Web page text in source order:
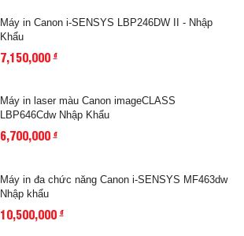
Máy in Canon i-SENSYS LBP246DW II - Nhập
Khẩu
7,150,000đ
Máy in laser màu Canon imageCLASS
LBP646Cdw Nhập Khẩu
6,700,000đ
Máy in đa chức năng Canon i-SENSYS MF463dw
Nhập khẩu
10,500,000đ